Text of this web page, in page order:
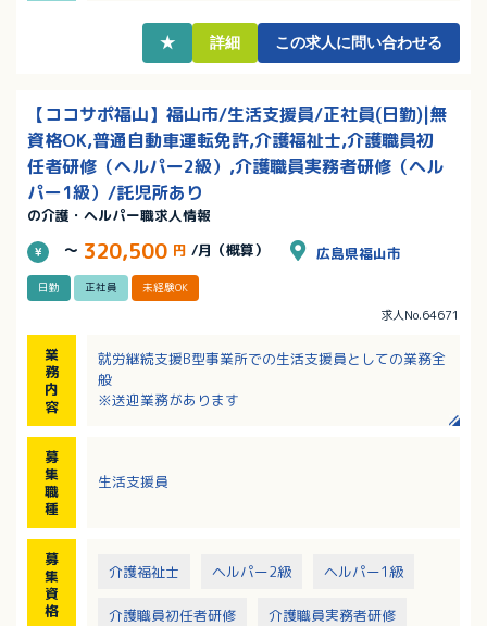
ているので、様々な経験を積む事が可能！
★ 詳細 この求人に問い合わせる
【ココサポ福山】福山市/生活支援員/正社員(日勤)|無
資格OK,普通自動車運転免許,介護福祉士,介護職員初
任者研修（ヘルパー2級）,介護職員実務者研修（ヘル
パー1級）/託児所あり
の介護・ヘルパー職求人情報
～ 320,500 円 /月（概算） 広島県福山市
日勤 正社員 未経験OK
求人No.64671
業
務
内
容
就労継続支援B型事業所での生活支援員としての業務全
般
※送迎業務があります
募
集
職
種
生活支援員
募
集
資
格
介護福祉士 ヘルパー2級 ヘルパー1級
介護職員初任者研修 介護職員実務者研修